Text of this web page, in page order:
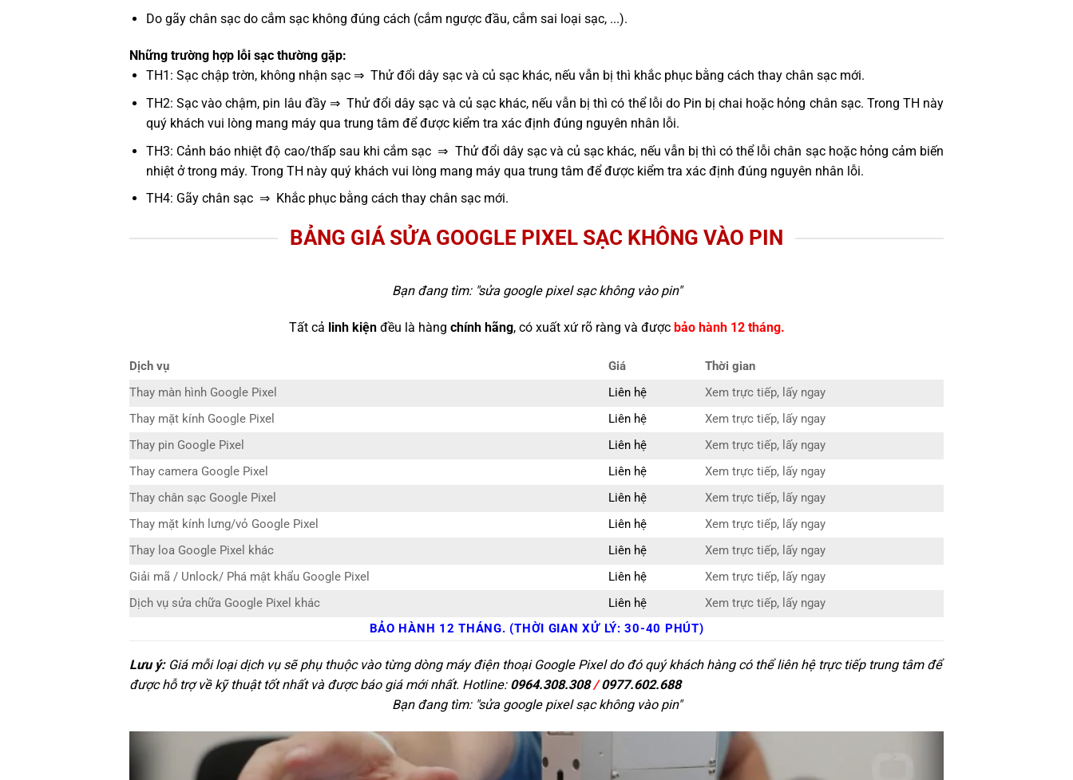
Do gãy chân sạc do cắm sạc không đúng cách (cắm ngược đầu, cắm sai loại sạc, ...).
Những trường hợp lỗi sạc thường gặp:
TH1: Sạc chập trờn, không nhận sạc ⇒ Thử đổi dây sạc và củ sạc khác, nếu vẫn bị thì khắc phục bằng cách thay chân sạc mới.
TH2: Sạc vào chậm, pin lâu đầy ⇒ Thử đổi dây sạc và củ sạc khác, nếu vẫn bị thì có thể lỗi do Pin bị chai hoặc hỏng chân sạc. Trong TH này
quý khách vui lòng mang máy qua trung tâm để được kiểm tra xác định đúng nguyên nhân lỗi.
TH3: Cảnh báo nhiệt độ cao/thấp sau khi cắm sạc ⇒ Thử đổi dây sạc và củ sạc khác, nếu vẫn bị thì có thể lỗi chân sạc hoặc hỏng cảm biến
nhiệt ở trong máy. Trong TH này quý khách vui lòng mang máy qua trung tâm để được kiểm tra xác định đúng nguyên nhân lỗi.
TH4: Gãy chân sạc ⇒ Khắc phục bằng cách thay chân sạc mới.
BẢNG GIÁ SỬA GOOGLE PIXEL SẠC KHÔNG VÀO PIN
Bạn đang tìm: "sửa google pixel sạc không vào pin"
Tất cả linh kiệnđều là hàng chính hãng, có xuất xứ rõ ràng và được bảo hành 12 tháng.
Dịch vụ Giá
Thời gian
Thay màn hình Google Pixel
Liên hệ
Xem trực tiếp, lấy ngay
Thay mặt kính Google Pixel
Liên hệ
Xem trực tiếp, lấy ngay
Thay pin Google Pixel
Liên hệ
Xem trực tiếp, lấy ngay
Thay camera Google Pixel
Liên hệ
Xem trực tiếp, lấy ngay
Thay chân sạc Google Pixel
Liên hệ
Xem trực tiếp, lấy ngay
Thay mặt kính lưng/vỏ Google Pixel
Liên hệ
Xem trực tiếp, lấy ngay
Thay loa Google Pixel khác
Liên hệ
Xem trực tiếp, lấy ngay
Giải mã / Unlock/ Phá mật khẩu Google Pixel
Liên hệ
Xem trực tiếp, lấy ngay
Dịch vụ sửa chữa Google Pixel khác
Liên hệ
Xem trực tiếp, lấy ngay
BẢO HÀNH 12 THÁNG. (THỜI GIAN XỬ LÝ: 30-40 PHÚT)
Lưu ý:Giá mỗi loại dịch vụ sẽ phụ thuộc vào từng dòng máy điện thoại Google Pixel do đó quý khách hàng có thể liên hệ trực tiếp trung tâm để
được hỗ trợ về kỹ thuật tốt nhất và được báo giá mới nhất. Hotline: 0964.308.308/0977.602.688
Bạn đang tìm: "sửa google pixel sạc không vào pin"